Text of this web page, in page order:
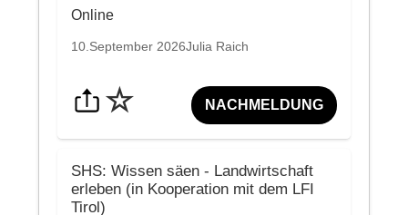
Online
10.September 2026Julia Raich
☆ NACHMELDUNG
SHS: Wissen säen - Landwirtschaft
erleben (in Kooperation mit dem LFI
Tirol)